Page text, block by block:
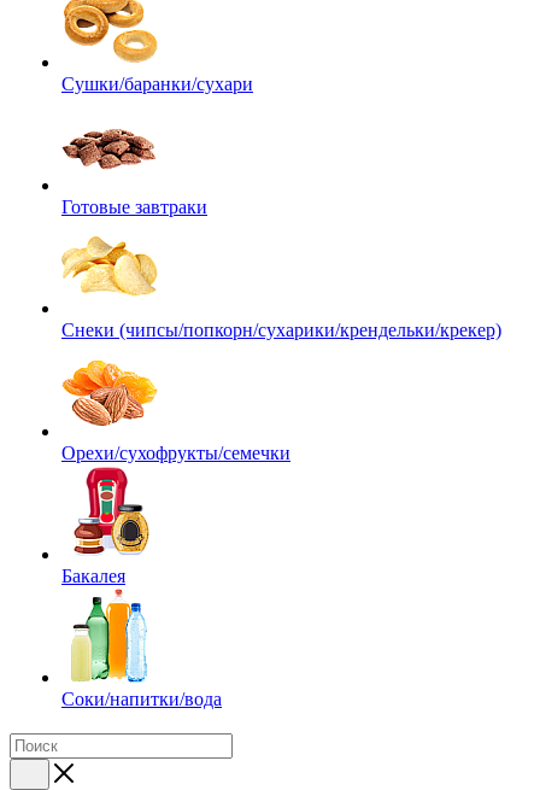
Сушки/баранки/сухари
Готовые завтраки
Снеки (чипсы/попкорн/сухарики/крендельки/крекер)
Орехи/сухофрукты/семечки
Бакалея
Соки/напитки/вода